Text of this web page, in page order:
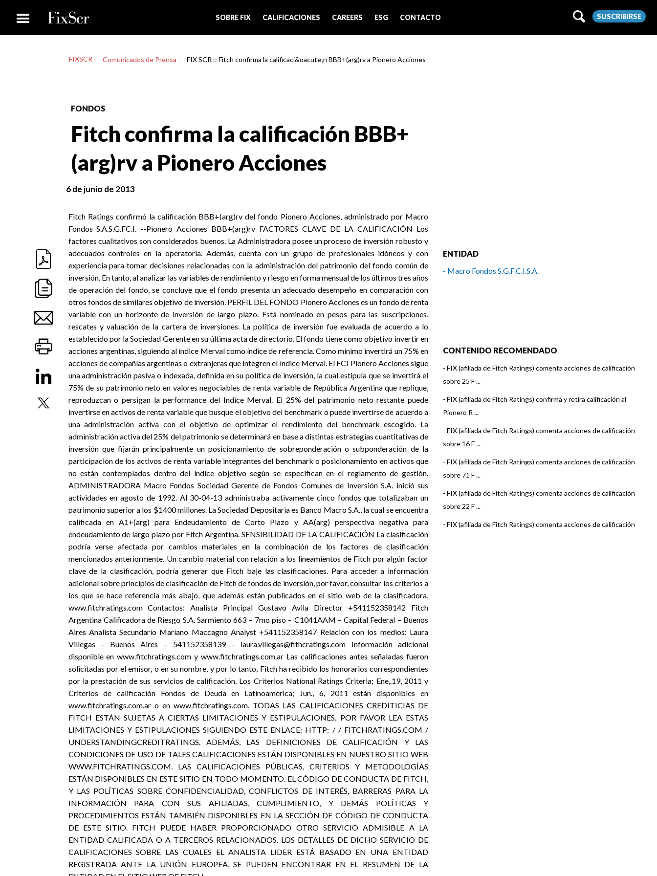
SOBRE FIX CALIFICACIONES CAREERS ESG CONTACTO SUSCRIBIRSE
FIXSCR Comunicados de Prensa FIX SCR :: Fitch confirma la calificaci&oacute;n BBB+(arg)rv a Pionero Acciones
FONDOS
Fitch confirma la calificación BBB+
(arg)rv a Pionero Acciones
6 de junio de 2013
Fitch Ratings confirmó la calificación BBB+(arg)rv del fondo Pionero Acciones, administrado por Macro
Fondos S.A.S.G.FC.I. --Pionero Acciones BBB+(arg)rv FACTORES CLAVE DE LA CALIFICACIÓN Los
factores cualitativos son considerados buenos. La Administradora posee un proceso de inversión robusto y
adecuados controles en la operatoria. Además, cuenta con un grupo de profesionales idóneos y con
experiencia para tomar decisiones relacionadas con la administración del patrimonio del fondo común de
inversión. En tanto, al analizar las variables de rendimiento y riesgo en forma mensual de los últimos tres años
de operación del fondo, se concluye que el fondo presenta un adecuado desempeño en comparación con
otros fondos de similares objetivo de inversión. PERFIL DEL FONDO Pionero Acciones es un fondo de renta
variable con un horizonte de inversión de largo plazo. Está nominado en pesos para las suscripciones,
rescates y valuación de la cartera de inversiones. La política de inversión fue evaluada de acuerdo a lo
establecido por la Sociedad Gerente en su última acta de directorio. El fondo tiene como objetivo invertir en
acciones argentinas, siguiendo al índice Merval como índice de referencia. Como mínimo invertirá un 75% en
acciones de compañías argentinas o extranjeras que integren el índice Merval. El FCI Pionero Acciones sigue
una administración pasiva o indexada, definida en su política de inversión, la cual estipula que se invertirá el
75% de su patrimonio neto en valores negociables de renta variable de República Argentina que replique,
reproduzcan o persigan la performance del Indice Merval. El 25% del patrimonio neto restante puede
invertirse en activos de renta variable que busque el objetivo del benchmark o puede invertirse de acuerdo a
una administración activa con el objetivo de optimizar el rendimiento del benchmark escogido. La
administración activa del 25% del patrimonio se determinará en base a distintas estrategias cuantitativas de
inversión que fijarán principalmente un posicionamiento de sobreponderación o subponderación de la
participación de los activos de renta variable integrantes del benchmark o posicionamiento en activos que
no están contemplados dentro del índice objetivo según se especifican en el reglamento de gestión.
ADMINISTRADORA Macro Fondos Sociedad Gerente de Fondos Comunes de Inversión S.A. inició sus
actividades en agosto de 1992. Al 30-04-13 administraba activamente cinco fondos que totalizaban un
patrimonio superior a los $1400 millones. La Sociedad Depositaria es Banco Macro S.A., la cual se encuentra
calificada en A1+(arg) para Endeudamiento de Corto Plazo y AA(arg) perspectiva negativa para
endeudamiento de largo plazo por Fitch Argentina. SENSIBILIDAD DE LA CALIFICACIÓN La clasificación
podría verse afectada por cambios materiales en la combinación de los factores de clasificación
mencionados anteriormente. Un cambio material con relación a los lineamientos de Fitch por algún factor
clave de la clasificación, podría generar que Fitch baje las clasificaciones. Para acceder a información
adicional sobre principios de clasificación de Fitch de fondos de inversión, por favor, consultar los criterios a
los que se hace referencia más abajo, que además están publicados en el sitio web de la clasificadora,
www.fitchratings.com Contactos: Analista Principal Gustavo Avila Director +541152358142 Fitch
Argentina Calificadora de Riesgo S.A. Sarmiento 663 – 7mo piso – C1041AAM – Capital Federal – Buenos
Aires Analista Secundario Mariano Maccagno Analyst +541152358147 Relación con los medios: Laura
Villegas – Buenos Aires – 541152358139 – laura.villegas@fithcratings.com Información adicional
disponible en www.fitchratings.com y www.fitchratings.com.ar Las calificaciones antes señaladas fueron
solicitadas por el emisor, o en su nombre, y por lo tanto, Fitch ha recibido los honorarios correspondientes
por la prestación de sus servicios de calificación. Los Criterios National Ratings Criteria; Ene,.19, 2011 y
Criterios de calificación Fondos de Deuda en Latinoamérica; Jun., 6, 2011 están disponibles en
www.fitchratings.com.ar o en www.fitchratings.com. TODAS LAS CALIFICACIONES CREDITICIAS DE
FITCH ESTÁN SUJETAS A CIERTAS LIMITACIONES Y ESTIPULACIONES. POR FAVOR LEA ESTAS
LIMITACIONES Y ESTIPULACIONES SIGUIENDO ESTE ENLACE: HTTP: / / FITCHRATINGS.COM /
UNDERSTANDINGCREDITRATINGS. ADEMÁS, LAS DEFINICIONES DE CALIFICACIÓN Y LAS
CONDICIONES DE USO DE TALES CALIFICACIONES ESTÁN DISPONIBLES EN NUESTRO SITIO WEB
WWW.FITCHRATINGS.COM. LAS CALIFICACIONES PÚBLICAS, CRITERIOS Y METODOLOGÍAS
ESTÁN DISPONIBLES EN ESTE SITIO EN TODO MOMENTO. EL CÓDIGO DE CONDUCTA DE FITCH,
Y LAS POLÍTICAS SOBRE CONFIDENCIALIDAD, CONFLICTOS DE INTERÉS, BARRERAS PARA LA
INFORMACIÓN PARA CON SUS AFILIADAS, CUMPLIMIENTO, Y DEMÁS POLÍTICAS Y
PROCEDIMIENTOS ESTÁN TAMBIÉN DISPONIBLES EN LA SECCIÓN DE CÓDIGO DE CONDUCTA
DE ESTE SITIO. FITCH PUEDE HABER PROPORCIONADO OTRO SERVICIO ADMISIBLE A LA
ENTIDAD CALIFICADA O A TERCEROS RELACIONADOS. LOS DETALLES DE DICHO SERVICIO DE
CALIFICACIONES SOBRE LAS CUALES EL ANALISTA LIDER ESTÁ BASADO EN UNA ENTIDAD
REGISTRADA ANTE LA UNIÓN EUROPEA, SE PUEDEN ENCONTRAR EN EL RESUMEN DE LA
ENTIDAD
- Macro Fondos S.G.F.C.I.S.A.
CONTENIDO RECOMENDADO
- FIX (afiliada de Fitch Ratings) comenta acciones de calificación
sobre 25 F ...
- FIX (afiliada de Fitch Ratings) confirma y retira calificación al
Pionero R ...
- FIX (afiliada de Fitch Ratings) comenta acciones de calificación
sobre 16 F ...
- FIX (afiliada de Fitch Ratings) comenta acciones de calificación
sobre 71 F ...
- FIX (afiliada de Fitch Ratings) comenta acciones de calificación
sobre 22 F ...
- FIX (afiliada de Fitch Ratings) comenta acciones de calificación